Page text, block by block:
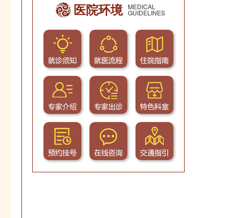
医院环境 MEDICAL
GUIDELINES